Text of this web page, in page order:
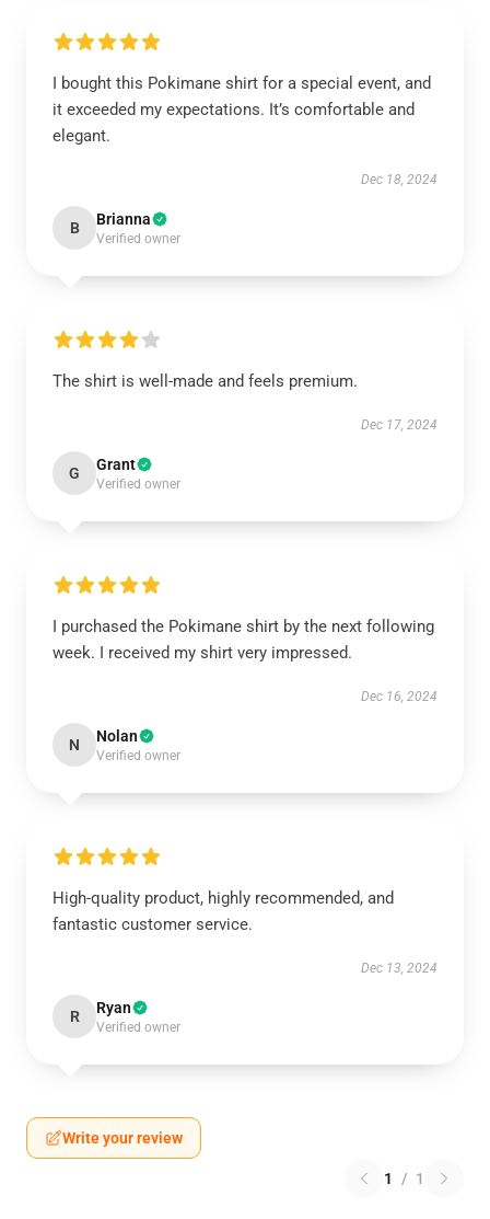
I bought this Pokimane shirt for a special event, and
it exceeded my expectations. It’s comfortable and
elegant.
Dec 18, 2024
B Brianna
Verified owner
The shirt is well-made and feels premium.
Dec 17, 2024
G Grant
Verified owner
I purchased the Pokimane shirt by the next following
week. I received my shirt very impressed.
Dec 16, 2024
N Nolan
Verified owner
High-quality product, highly recommended, and
fantastic customer service.
Dec 13, 2024
R Ryan
Verified owner
Write your review
1 / 1